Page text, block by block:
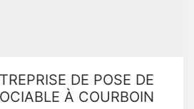
DE POSE DE
À COURBOIN